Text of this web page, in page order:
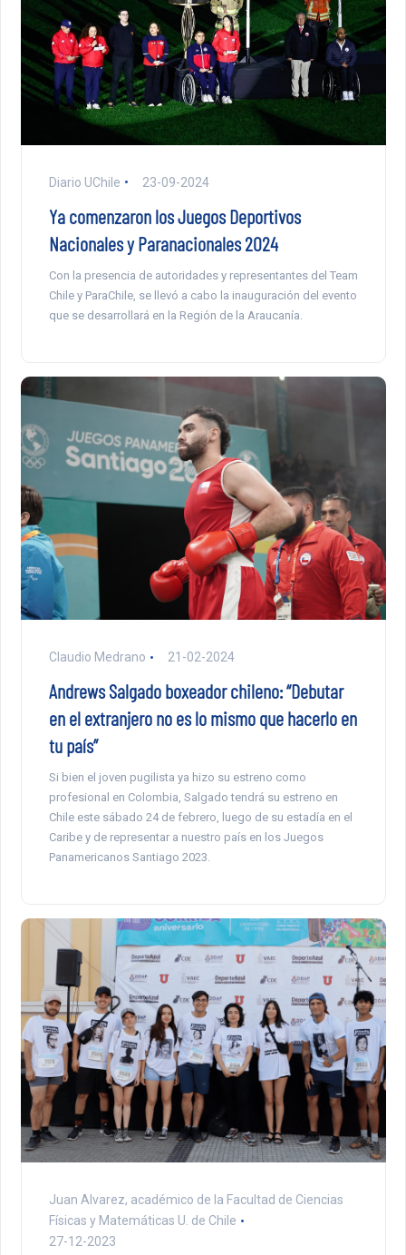
Diario UChile 23-09-2024
Ya comenzaron los Juegos Deportivos
Nacionales y Paranacionales 2024
Con la presencia de autoridades y representantes del Team
Chile y ParaChile, se llevó a cabo la inauguración del evento
que se desarrollará en la Región de la Araucanía.
Claudio Medrano 21-02-2024
Andrews Salgado boxeador chileno: “Debutar
en el extranjero no es lo mismo que hacerlo en
tu país”
Si bien el joven pugilista ya hizo su estreno como
profesional en Colombia, Salgado tendrá su estreno en
Chile este sábado 24 de febrero, luego de su estadía en el
Caribe y de representar a nuestro país en los Juegos
Panamericanos Santiago 2023.
Juan Alvarez, académico de la Facultad de Ciencias
Físicas y Matemáticas U. de Chile
27-12-2023